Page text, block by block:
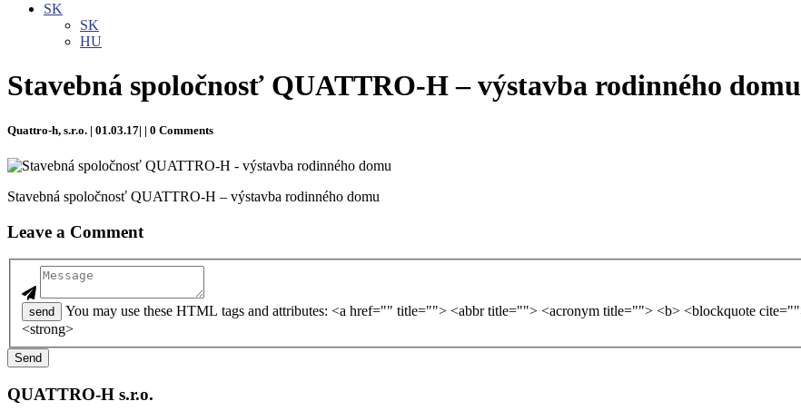
SK
SK
HU
Stavebná spoločnosť QUATTRO-H – výstavba rodinného domu
Quattro-h, s.r.o. | 01.03.17| | 0 Comments
Stavebná spoločnosť QUATTRO-H – výstavba rodinného domu
Leave a Comment
send
You may use these HTML tags and attributes: <a href="" title=""> <abbr title=""> <acronym title=""> <b> <blockquote cite=""> <cite> <code> <del datetime=""> <em> <i> <q cite=""> <strike>
<strong>
QUATTRO-H s.r.o.